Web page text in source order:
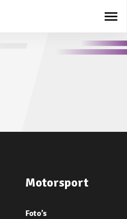
Motorsport
Foto’s